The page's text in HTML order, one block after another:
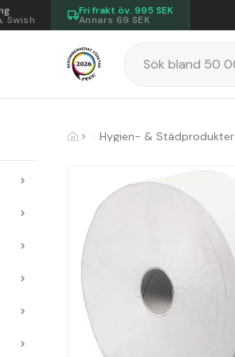
Swish
Fri frakt öv. 995 SEK
Annars 69 SEK
Hygien- & Städprodukter